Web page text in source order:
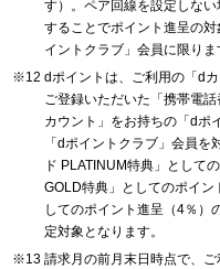
す）。ペア回線を設定しな
することでポイント進呈の
イントクラブ」会員に限りま
dポイントは、ご利用の「d
ご登録いただいた「携帯電
カウント」をお持ちの「dポ
「dポイントクラブ」会員
ド PLATINUM特典」として
GOLD特典」としてのポイン
してのポイント進呈（4％）
定対象となります。
請求月の前月末日時点で、